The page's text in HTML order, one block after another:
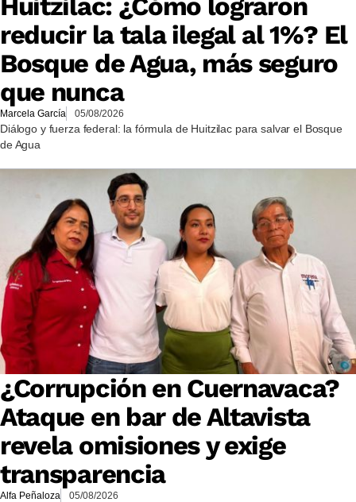
Huitzilac: ¿Cómo lograron
reducir la tala ilegal al 1%? El
Bosque de Agua, más seguro
que nunca
Marcela García 05/08/2026
Diálogo y fuerza federal: la fórmula de Huitzilac para salvar el Bosque
de Agua
¿Corrupción en Cuernavaca?
Ataque en bar de Altavista
revela omisiones y exige
transparencia
Alfa Peñaloza 05/08/2026